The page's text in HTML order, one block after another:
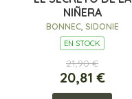
NIÑERA
BONNEC, SIDONIE
EN STOCK
21,90 €
20,81 €